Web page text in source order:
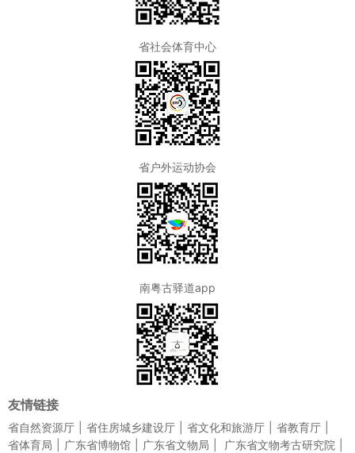
省社会体育中心
省户外运动协会
南粤古驿道app
友情链接
省自然资源厅 省住房城乡建设厅 省文化和旅游厅
省教育厅
省体育局
广东省博物馆 广东省文物局 广东省文物考古研究院